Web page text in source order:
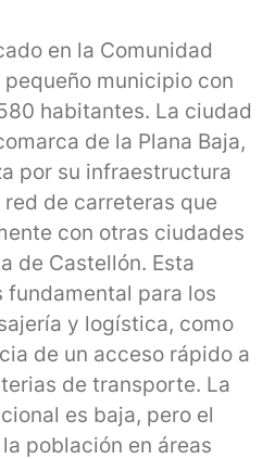
en la Comunidad
pequeño municipio con
habitantes. La ciudad
de la Plana Baja,
por su infraestructura
de carreteras que
con otras ciudades
de Castellón. Esta
para los
y logística, como
de un acceso rápido a
de transporte. La
es baja, pero el
población en áreas